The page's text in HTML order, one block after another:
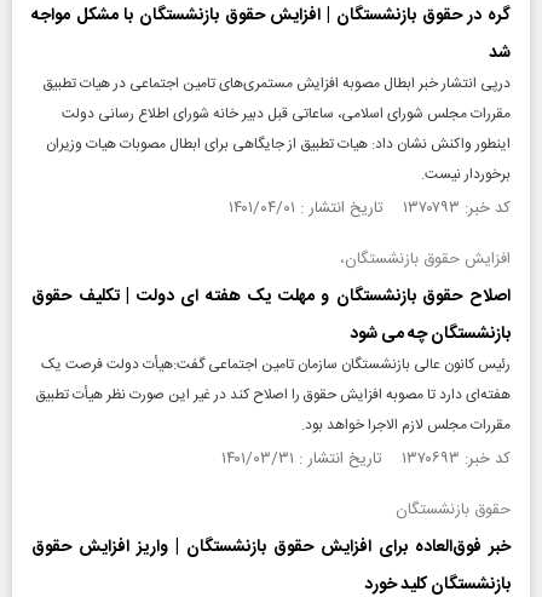
گره در حقوق بازنشستگان | افزایش حقوق بازنشستگان با مشکل مواجه
شد
درپی انتشار خبر ابطال مصوبه افزایش مستمری‌های تامین اجتماعی در هیات تطبیق
مقررات مجلس شورای اسلامی، ساعاتی قبل دبیر خانه شورای اطلاع رسانی دولت
اینطور واکنش نشان داد: هیات تطبیق از جایگاهی برای ابطال مصوبات هیات وزیران
برخوردار نیست.
کد خبر: ۱۳۷۰۷۹۳ تاریخ انتشار : ۱۴۰۱/۰۴/۰۱
افزایش حقوق بازنشستگان،
اصلاح حقوق بازنشستگان و مهلت یک هفته ای دولت | تکلیف حقوق
بازنشستگان چه می شود
رئیس کانون عالی بازنشستگان سازمان تامین اجتماعی گفت:هیأت دولت فرصت یک
هفته‌ای دارد تا مصوبه افزایش حقوق را اصلاح کند در غیر این صورت نظر هیأت تطبیق
مقررات مجلس لازم الاجرا خواهد بود.
کد خبر: ۱۳۷۰۶۹۳ تاریخ انتشار : ۱۴۰۱/۰۳/۳۱
حقوق بازنشستگان
خبر فوق‌العاده برای افزایش حقوق بازنشستگان | واریز افزایش حقوق
بازنشستگان کلید خورد